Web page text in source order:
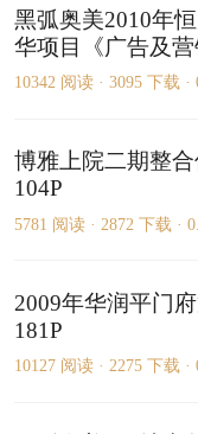
黑弧奥美2010年
华项目《广告及
10342 阅读 · 3095 下载 ·
博雅上院二期整
104P
5781 阅读 · 2872 下载 ·
2009年华润平门
181P
10127 阅读 · 2275 下载 ·